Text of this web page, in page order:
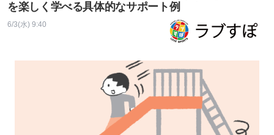
を楽しく学べる具体的なサポート例
6/3(水) 9:40